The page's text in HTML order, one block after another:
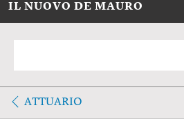
IL NUOVO DE MAURO
ATTUARIO